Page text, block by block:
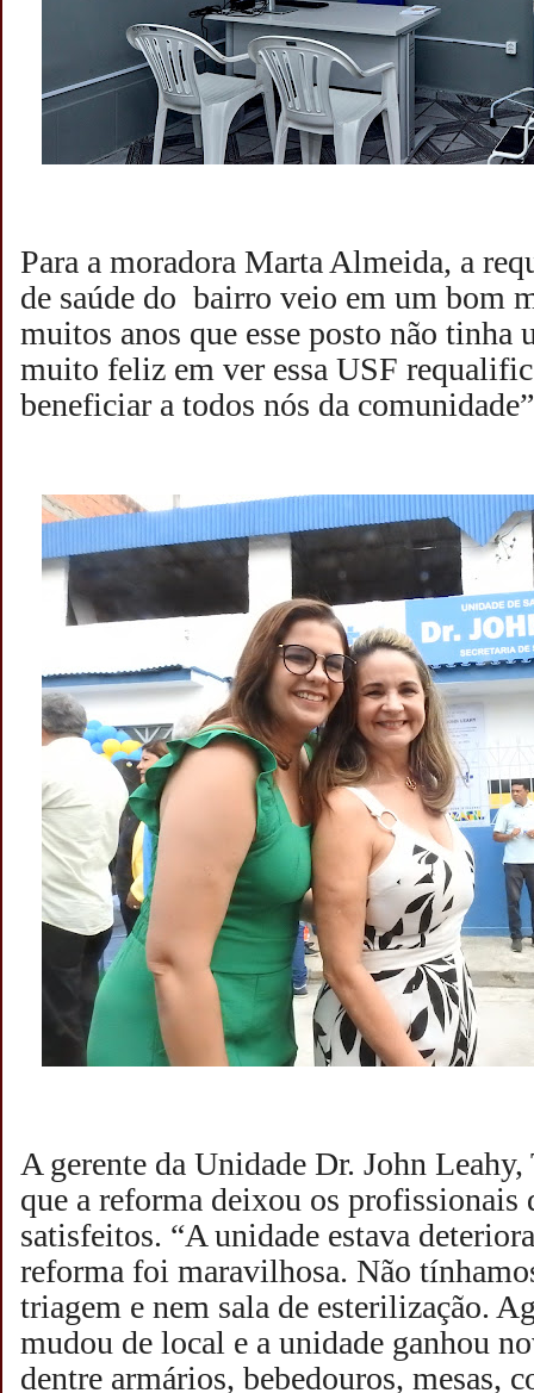
Para a moradora Marta Almeida, a
de saúde do bairro veio em um bom
muitos anos que esse posto não tinha
muito feliz em ver essa USF
beneficiar a todos nós da
A gerente da Unidade Dr. John Leahy,
que a reforma deixou os profissionais
satisfeitos. “A unidade estava
reforma foi maravilhosa. Não
triagem e nem sala de esterilização.
mudou de local e a unidade ganhou
dentre armários, bebedouros, mesas,